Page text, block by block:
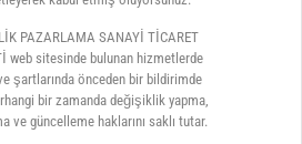
PAZARLAMA SANAYİ TİCARET
web sitesinde bulunan hizmetlerde
şartlarında önceden bir bildirimde
bir zamanda değişiklik yapma,
ve güncelleme haklarını saklı tutar.